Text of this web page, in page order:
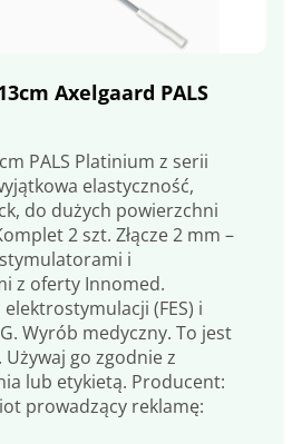
Axelgaard PALS
PALS Platinium z serii
elastyczność,
do dużych powierzchni
2 szt. Złącze 2 mm –
i
z oferty Innomed.
(FES) i
Wyrób medyczny. To jest
go zgodnie z
lub etykietą. Producent:
prowadzący reklamę: